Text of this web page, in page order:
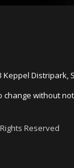
Keppel Distripark,
change without
Reserved